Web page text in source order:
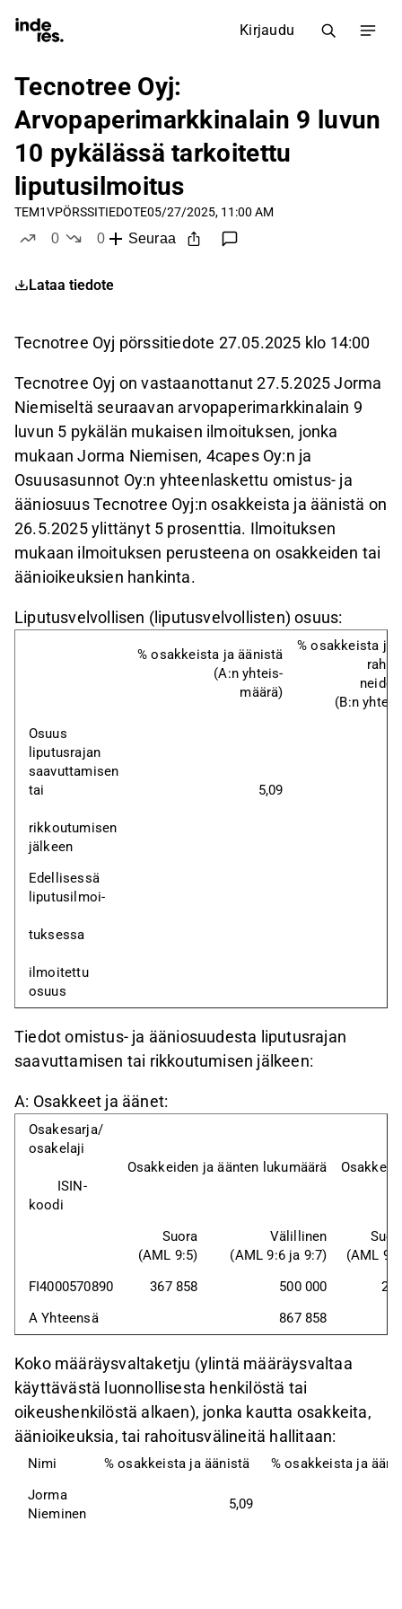
Kirjaudu
Tecnotree Oyj:
Arvopaperimarkkinalain 9 luvun
10 pykälässä tarkoitettu
liputusilmoitus
TEM1VPÖRSSITIEDOTE05/27/2025, 11:00 AM
0
0
Seuraa
Lataa tiedote
Tecnotree Oyj pörssitiedote 27.05.2025 klo 14:00
Tecnotree Oyj on vastaanottanut 27.5.2025 Jorma
Niemiseltä seuraavan arvopaperimarkkinalain 9
luvun 5 pykälän mukaisen ilmoituksen, jonka
mukaan Jorma Niemisen, 4capes Oy:n ja
Osuusasunnot Oy:n yhteenlaskettu omistus- ja
ääniosuus Tecnotree Oyj:n osakkeista ja äänistä on
26.5.2025 ylittänyt 5 prosenttia. Ilmoituksen
mukaan ilmoituksen perusteena on osakkeiden tai
äänioikeuksien hankinta.
Liputusvelvollisen (liputusvelvollisten) osuus:
% osakkeista ja äänistä
(A:n yhteis-
määrä)
% osakkeista ja
(B:n
Osuus
liputusrajan
saavuttamisen
tai
rikkoutumisen
jälkeen
5,09
Edellisessä
liputusilmoi-
tuksessa
ilmoitettu
osuus
Tiedot omistus- ja ääniosuudesta liputusrajan
saavuttamisen tai rikkoutumisen jälkeen:
A: Osakkeet ja äänet:
Osakesarja/
osakelaji
koodi
Osakkeiden ja äänten lukumäärä
Suora
(AML 9:5)
Välillinen
(AML 9:6 ja 9:7)
(AML
FI4000570890
367 858 500 000
A Yhteensä
867 858
Koko määräysvaltaketju (ylintä määräysvaltaa
käyttävästä luonnollisesta henkilöstä tai
oikeushenkilöstä alkaen), jonka kautta osakkeita,
äänioikeuksia, tai rahoitusvälineitä hallitaan:
Nimi % osakkeista ja äänistä
% osakkeista ja
Jorma
Nieminen
5,09